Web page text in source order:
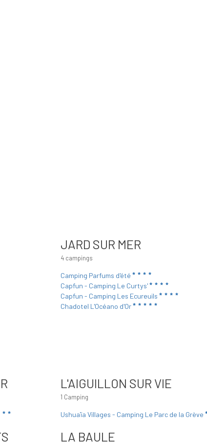
JARD SUR MER
4 campings
Camping Parfums d'été
Capfun - Camping Le Curtys'
Capfun - Camping Les Ecureuils
Chadotel L'Océano d'Or
L'AIGUILLON SUR VIE
1 Camping
Ushuaïa Villages - Camping Le Parc de la Grève
LA BAULE